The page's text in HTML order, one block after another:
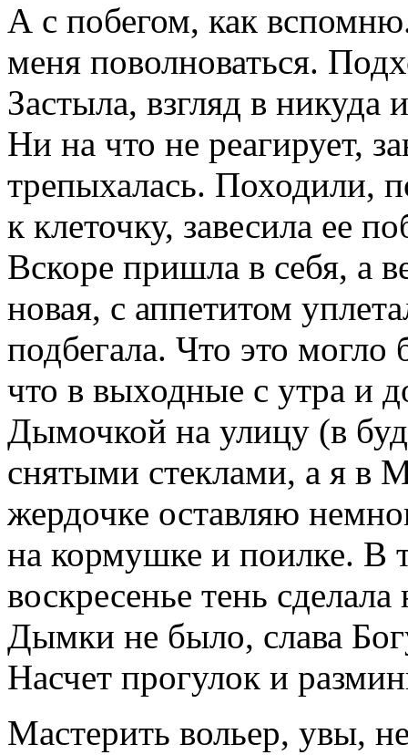
А с побегом, как
меня поволноваться.
Застыла, взгляд в никуда
Ни на что не реагирует,
трепыхалась. Походили,
к клеточку, завесила ее
Вскоре пришла в себя, а
новая, с аппетитом
подбегала. Что это
что в выходные с утра и
Дымочкой на улицу (в
снятыми стеклами, а я в
жердочке оставляю
на кормушке и поилке. В
воскресенье тень
Дымки не было, слава
Насчет прогулок и
Мастерить вольер, увы,